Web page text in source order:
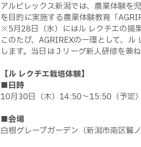
アルビレックス新潟では、農業体験を
を目的に実施する農業体験教育「
※5月28日（水）にはル レクチエの摘
このたび、AGRIREXの一環として、
します。当日はＪリーグ新人研修を兼
【ル レクチエ栽培体験】
■日時
10月30日（木）14:50～15:50（予定）
■会場
白根グレープガーデン（新潟市南区鷲